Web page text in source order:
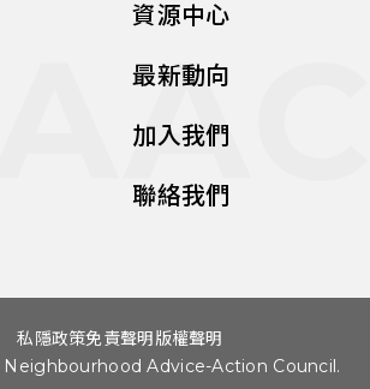
資源中心
最新動向
加入我們
聯絡我們
Advice-Action Council.
私隱政策免責聲明 版權聲明